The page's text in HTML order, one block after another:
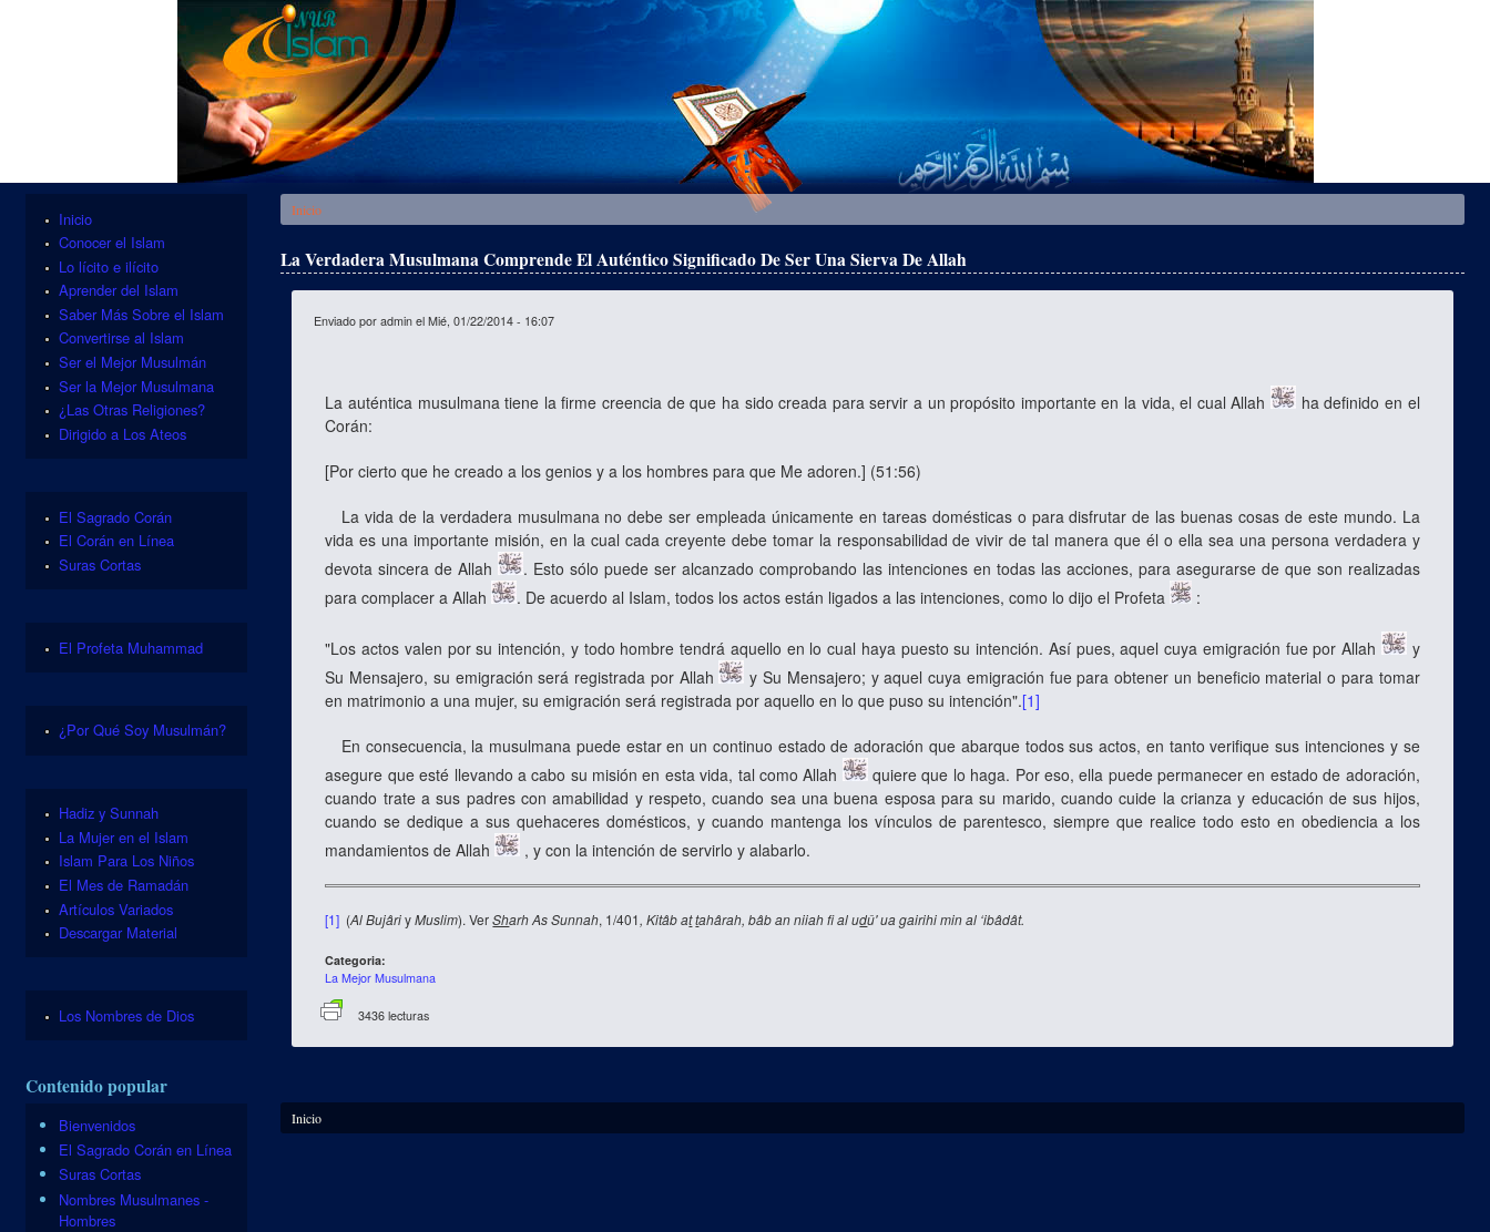
Se encuentra usted aquí
Inicio
La Verdadera Musulmana Comprende El Auténtico Significado De Ser Una Sierva De Allah
Enviado poradmin el Mié, 01/22/2014 - 16:07
La auténtica musulmana tiene la firme creencia de que ha sido creada para servir a un propósito importante en la vida, el cual Allah
ha definido en el
Corán:
[Por cierto que he creado a los genios y a los hombres para que Me adoren.] (51:56)
La vida de la verdadera musulmana no debe ser empleada únicamente en tareas domésticas o para disfrutar de las buenas cosas de este mundo. La
vida es una importante misión, en la cual cada creyente debe tomar la responsabilidad de vivir de tal manera que él o ella sea una persona verdadera y
devota sincera de Allah
. Esto sólo puede ser alcanzado comprobando las intenciones en todas las acciones, para asegurarse de que son realizadas
para complacer a Allah
. De acuerdo al Islam, todos los actos están ligados a las intenciones, como lo dijo el Profeta :
"Los actos valen por su intención, y todo hombre tendrá aquello en lo cual haya puesto su intención. Así pues, aquel cuya emigración fue por Allah
y
Su Mensajero, su emigración será registrada por Allah
y Su Mensajero; y aquel cuya emigración fue para obtener un beneficio material o para tomar
en matrimonio a una mujer, su emigración será registrada por aquello en lo que puso su intención".[1]
En consecuencia, la musulmana puede estar en un continuo estado de adoración que abarque todos sus actos, en tanto verifique sus intenciones y se
asegure que esté llevando a cabo su misión en esta vida, tal como Allah
quiere que lo haga. Por eso, ella puede permanecer en estado de adoración,
cuando trate a sus padres con amabilidad y respeto, cuando sea una buena esposa para su marido, cuando cuide la crianza y educación de sus hijos,
cuando se dedique a sus quehaceres domésticos, y cuando mantenga los vínculos de parentesco, siempre que realice todo esto en obediencia a los
mandamientos de Allah
, y con la intención de servirlo y alabarlo.
[1] (Al BujâriyMuslim). VerSharh As Sunnah, 1/401, Kitâb attahârah, bâb an niiah fi al udû' ua gairihi min al ‘ibâdât.
Categoria:
La Mejor Musulmana
3436 lecturas
Se encuentra usted aquí
Inicio
Inicio
Conocer el Islam
Lo lícito e ilícito
Aprender del Islam
Saber Más Sobre el Islam
Convertirse al Islam
Ser el Mejor Musulmán
Ser la Mejor Musulmana
¿Las Otras Religiones?
Dirigido a Los Ateos
El Sagrado Corán
El Corán en Línea
Suras Cortas
El Profeta Muhammad
¿Por Qué Soy Musulmán?
Hadiz y Sunnah
La Mujer en el Islam
Islam Para Los Niños
El Mes de Ramadán
Artículos Variados
Descargar Material
Los Nombres de Dios
Contenido popular
Bienvenidos
El Sagrado Corán en Línea
Suras Cortas
Nombres Musulmanes -
Hombres